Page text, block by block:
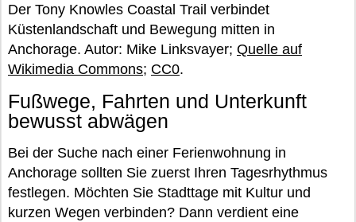
Der Tony Knowles Coastal Trail verbindet
Küstenlandschaft und Bewegung mitten in
Anchorage. Autor: Mike Linksvayer; Quelle auf
Wikimedia Commons; CC0.
Fußwege, Fahrten und Unterkunft
bewusst abwägen
Bei der Suche nach einer Ferienwohnung in
Anchorage sollten Sie zuerst Ihren Tagesrhythmus
festlegen. Möchten Sie Stadttage mit Kultur und
kurzen Wegen verbinden? Dann verdient eine